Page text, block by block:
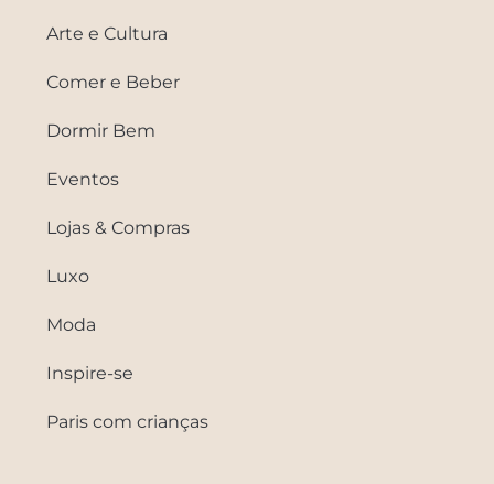
Arte e Cultura
Comer e Beber
Dormir Bem
Eventos
Lojas & Compras
Luxo
Moda
Inspire-se
Paris com crianças